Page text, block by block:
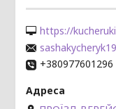
https://
+380977601296